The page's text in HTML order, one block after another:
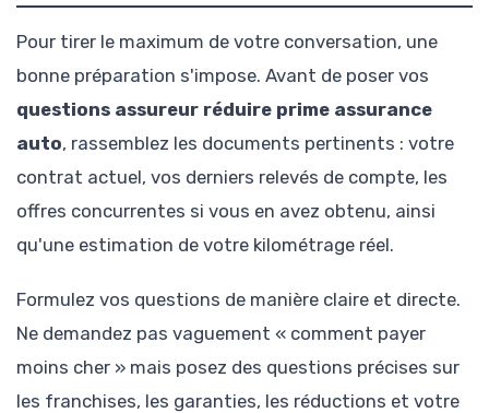
Pour tirer le maximum de votre conversation, une
bonne préparation s'impose. Avant de poser vos
questions assureur réduire prime assurance
auto, rassemblez les documents pertinents : votre
contrat actuel, vos derniers relevés de compte, les
offres concurrentes si vous en avez obtenu, ainsi
qu'une estimation de votre kilométrage réel.
Formulez vos questions de manière claire et directe.
Ne demandez pas vaguement « comment payer
moins cher » mais posez des questions précises sur
les franchises, les garanties, les réductions et votre